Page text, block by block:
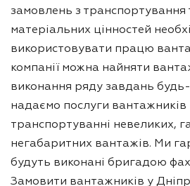
замовлень з
матеріальних цінностей
використовувати працю
компанії можна найняти
виконання ряду завдань будь-
надаємо послуги вантажників
транспортуванні невеликих,
негабаритних вантажів. Ми
будуть виконані бригадою
Замовити вантажників у